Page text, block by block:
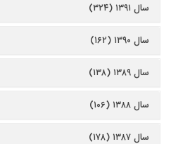
سال ۱۳۹۱ (۳۲۴)
سال ۱۳۹۰ (۱۶۲)
سال ۱۳۸۹ (۱۳۸)
سال ۱۳۸۸ (۱۰۶)
سال ۱۳۸۷ (۱۷۸)